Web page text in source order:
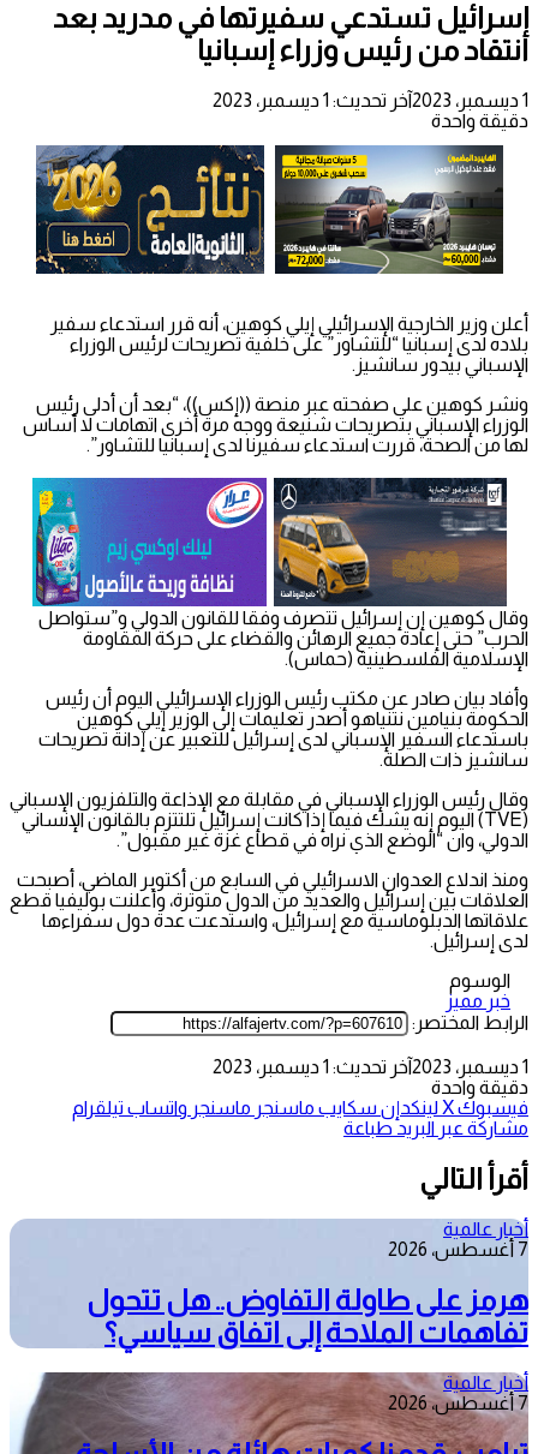
إسرائيل تستدعي سفيرتها في مدريد بعد
انتقاد من رئيس وزراء إسبانيا
1 ديسمبر، 2023
آخر تحديث: 1 ديسمبر، 2023
دقيقة واحدة
أعلن وزير الخارجية الإسرائيلي إيلي كوهين، أنه قرر استدعاء سفير
بلاده لدى إسبانيا “للتشاور” على خلفية تصريحات لرئيس الوزراء
الإسباني بيدور سانشيز.
ونشر كوهين على صفحته عبر منصة ((إكس))، “بعد أن أدلى رئيس
الوزراء الإسباني بتصريحات شنيعة ووجه مرة أخرى اتهامات لا أساس
لها من الصحة، قررت استدعاء سفيرنا لدى إسبانيا للتشاور”.
وقال كوهين إن إسرائيل تتصرف وفقا للقانون الدولي و”ستواصل
الحرب” حتى إعادة جميع الرهائن والقضاء على حركة المقاومة
الإسلامية الفلسطينية (حماس).
وأفاد بيان صادر عن مكتب رئيس الوزراء الإسرائيلي اليوم أن رئيس
الحكومة بنيامين نتنياهو أصدر تعليمات إلى الوزير إيلي كوهين
باستدعاء السفير الإسباني لدى إسرائيل للتعبير عن إدانة تصريحات
سانشيز ذات الصلة.
وقال رئيس الوزراء الإسباني في مقابلة مع الإذاعة والتلفزيون الإسباني
(TVE) اليوم إنه يشك فيما إذا كانت إسرائيل تلتتزم بالقانون الإنساني
الدولي، وان “الوضع الذي نراه في قطاع غزة غير مقبول”.
ومنذ اندلاع العدوان الاسرائيلي في السابع من أكتوبر الماضي، أصبحت
العلاقات بين إسرائيل والعديد من الدول متوترة، وأعلنت بوليفيا قطع
علاقاتها الدبلوماسية مع إسرائيل، واستدعت عدة دول سفراءها
لدى إسرائيل.
الوسوم
خبر مميز
الرابط المختصر:
1 ديسمبر، 2023
آخر تحديث: 1 ديسمبر، 2023
دقيقة واحدة
فيسبوك‫Xلينكدإن سكايب ماسنجر ماسنجر واتساب تيلقرام
مشاركة عبر البريد طباعة
أقرأ التالي
أخبار عالمية
7 أغسطس، 2026
هرمز على طاولة التفاوض.. هل تتحول
تفاهمات الملاحة إلى اتفاق سياسي؟
أخبار عالمية
7 أغسطس، 2026